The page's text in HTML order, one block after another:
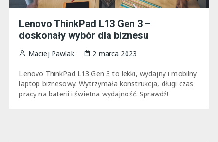
Lenovo ThinkPad L13 Gen 3 –
doskonały wybór dla biznesu
Maciej Pawlak 2 marca 2023
Lenovo ThinkPad L13 Gen 3 to lekki, wydajny i mobilny
laptop biznesowy. Wytrzymała konstrukcja, długi czas
pracy na baterii i świetna wydajność. Sprawdź!